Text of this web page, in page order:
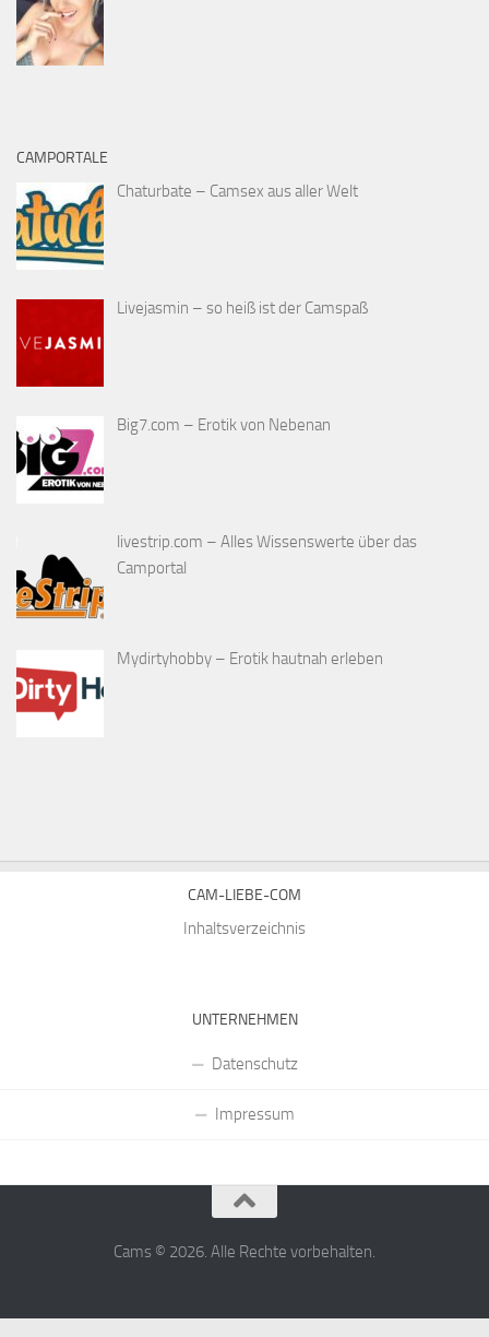
CAMPORTALE
Chaturbate – Camsex aus aller Welt
Livejasmin – so heiß ist der Camspaß
Big7.com – Erotik von Nebenan
livestrip.com – Alles Wissenswerte über das
Camportal
Mydirtyhobby – Erotik hautnah erleben
CAM-LIEBE-COM
Inhaltsverzeichnis
UNTERNEHMEN
Datenschutz
Impressum
Cams © 2026. Alle Rechte vorbehalten.